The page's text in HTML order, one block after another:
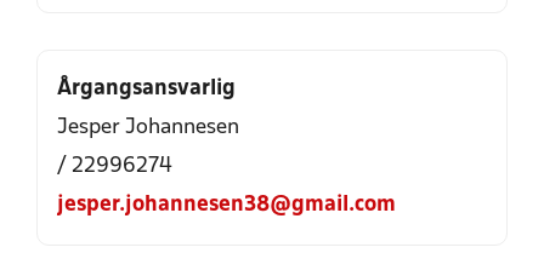
Årgangsansvarlig
Jesper Johannesen
/ 22996274
jesper.johannesen38@gmail.com